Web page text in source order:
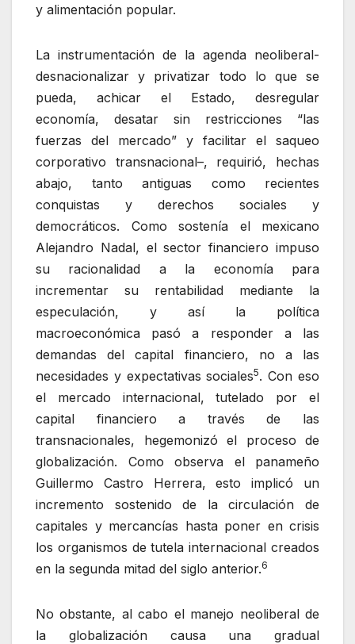
y alimentación popular.
La instrumentación de la agenda neoliberal-
desnacionalizar y privatizar todo lo que se
pueda, achicar el Estado, desregular
economía, desatar sin restricciones “las
fuerzas del mercado” y facilitar el saqueo
corporativo transnacional–, requirió, hechas
abajo, tanto antiguas como recientes
conquistas y derechos sociales y
democráticos. Como sostenía el mexicano
Alejandro Nadal, el sector financiero impuso
su racionalidad a la economía para
incrementar su rentabilidad mediante la
especulación, y así la política
macroeconómica pasó a responder a las
demandas del capital financiero, no a las
necesidades y expectativas sociales5. Con eso
el mercado internacional, tutelado por el
capital financiero a través de las
transnacionales, hegemonizó el proceso de
globalización. Como observa el panameño
Guillermo Castro Herrera, esto implicó un
incremento sostenido de la circulación de
capitales y mercancías hasta poner en crisis
los organismos de tutela internacional creados
en la segunda mitad del siglo anterior.6
No obstante, al cabo el manejo neoliberal de
la globalización causa una gradual